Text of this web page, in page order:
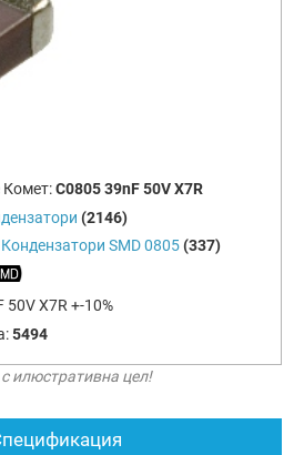
C0805 39nF 50V X7R
(2146)
Кондензатори SMD 0805 (337)
50V X7R +-10%
5494
илюстративна цел!